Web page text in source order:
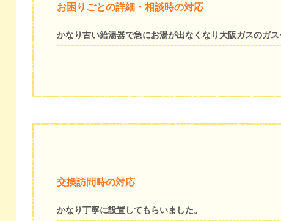
お困りごとの詳細・相談時の対応
かなり古い給湯器で急にお湯が出なくなり大阪ガスのガ
交換訪問時の対応
かなり丁寧に設置してもらいました。